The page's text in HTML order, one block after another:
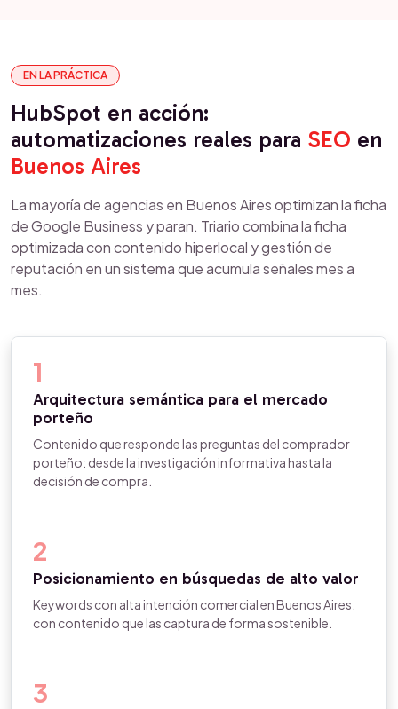
EN LA PRÁCTICA
HubSpot en acción:
automatizaciones reales para SEO en
Buenos Aires
La mayoría de agencias en Buenos Aires optimizan la ficha
de Google Business y paran. Triario combina la ficha
optimizada con contenido hiperlocal y gestión de
reputación en un sistema que acumula señales mes a
mes.
1
Arquitectura semántica para el mercado
porteño
Contenido que responde las preguntas del comprador
porteño: desde la investigación informativa hasta la
decisión de compra.
2
Posicionamiento en búsquedas de alto valor
Keywords con alta intención comercial en Buenos Aires,
con contenido que las captura de forma sostenible.
3